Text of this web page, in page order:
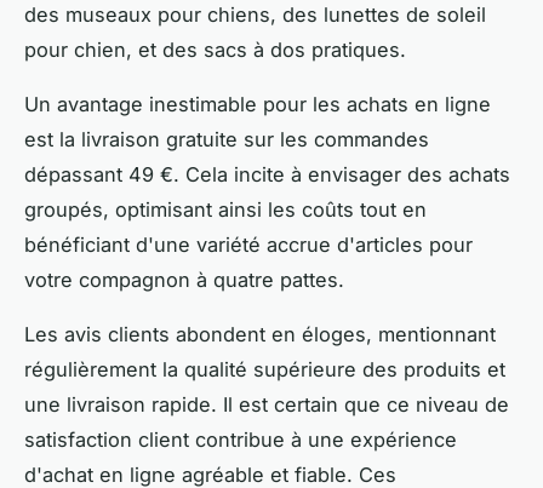
des museaux pour chiens, des lunettes de soleil
pour chien, et des sacs à dos pratiques.
Un avantage inestimable pour les achats en ligne
est la livraison gratuite sur les commandes
dépassant 49 €. Cela incite à envisager des achats
groupés, optimisant ainsi les coûts tout en
bénéficiant d'une variété accrue d'articles pour
votre compagnon à quatre pattes.
Les avis clients abondent en éloges, mentionnant
régulièrement la qualité supérieure des produits et
une livraison rapide. Il est certain que ce niveau de
satisfaction client contribue à une expérience
d'achat en ligne agréable et fiable. Ces